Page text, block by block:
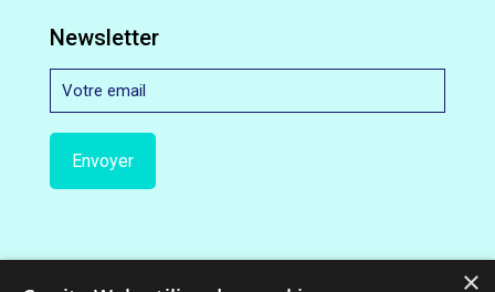
Newsletter
×